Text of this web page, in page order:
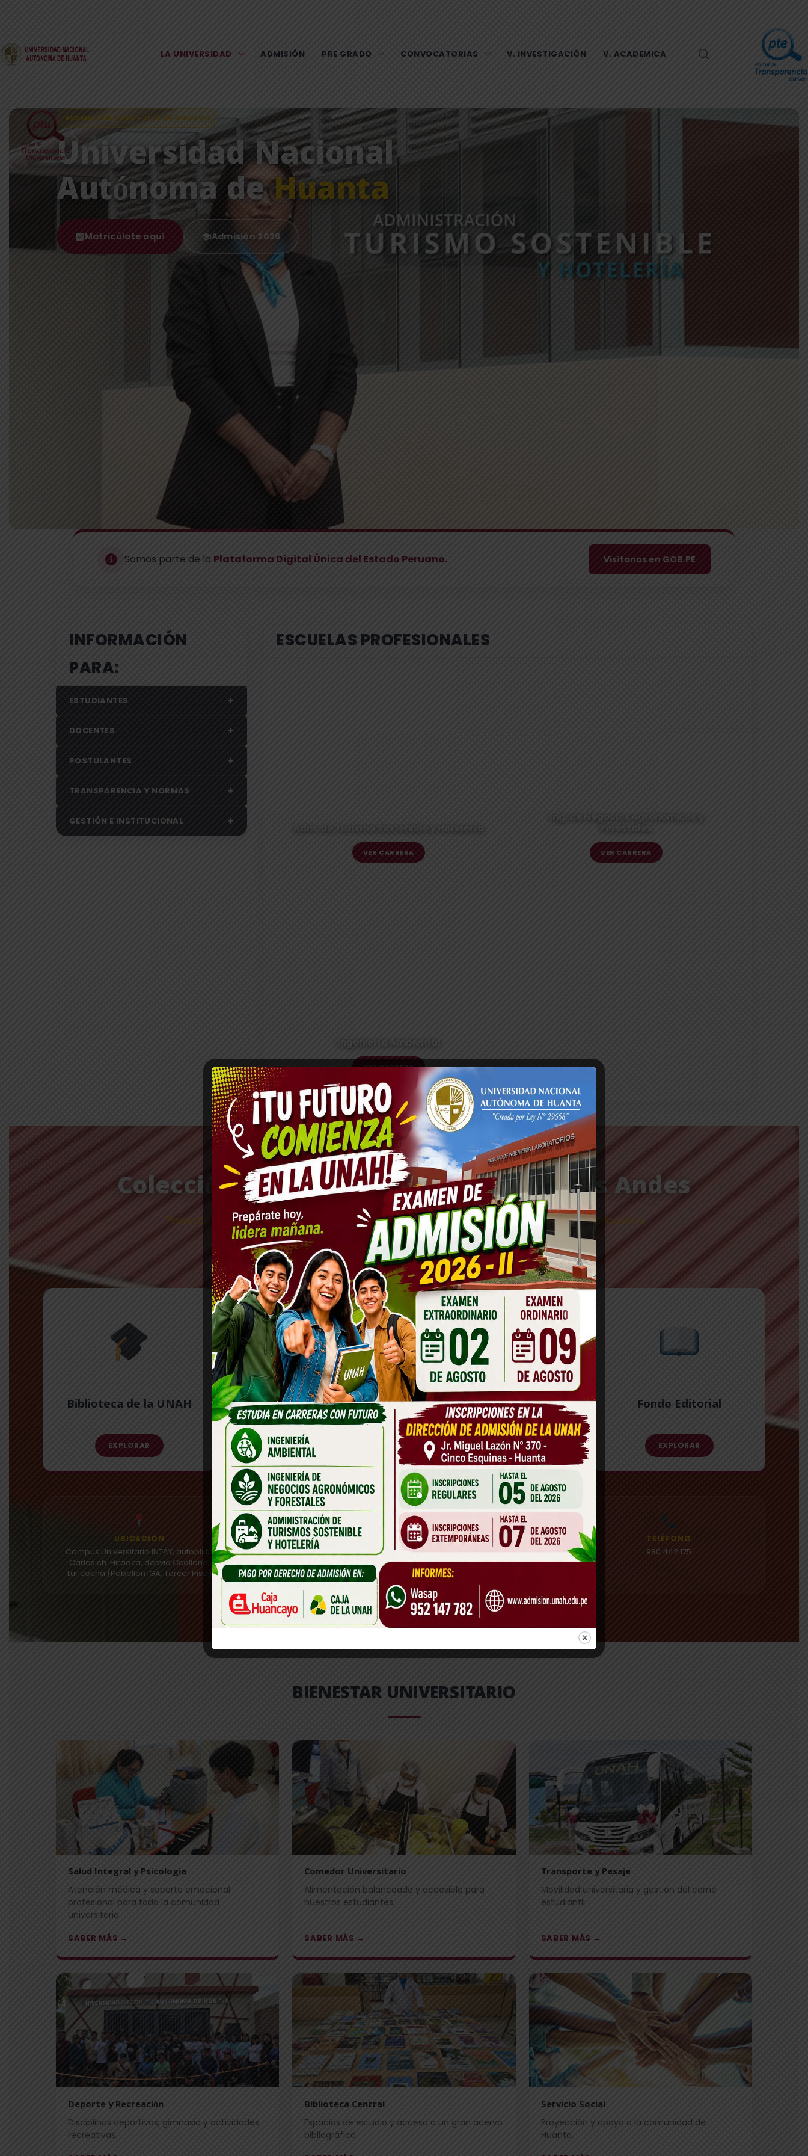
LA UNIVERSIDAD ADMISIÓN PRE GRADO CONVOCATORIAS V. INVESTIGACIÓN V. ACADEMICA
ADMISIÓN 2026 – II, 9 DE AGOSTO
Universidad Nacional
Autónoma deHuanta
Matricúlate aquí Admisión 2026
Somos parte de la Plataforma Digital Única del Estado Peruano. Visítanos en GOB.PE
INFORMACIÓN
PARA:
ESTUDIANTES +
DOCENTES +
POSTULANTES +
TRANSPARENCIA Y NORMAS +
GESTIÓN E INSTITUCIONAL +
ESCUELAS PROFESIONALES
Adm. de Turismo Sostenible y Hotelería
VER CARRERA
Ing. de Negocios Agronómicos y
Forestales
VER CARRERA
Ingeniería Ambiental
VER CARRERA
Colección Bibliográfica Esmeralda de los Andes
"Proyecto de recopilación, sistematización, conservación y difusión del patrimonio bibliográfico de la
provincia de Huanta..."
Biblioteca de la UNAH
EXPLORAR
Patrimonio Bibliográfico e
Histórico de Huanta
EXPLORAR
Repositorio Institucional
EXPLORAR
Fondo Editorial
EXPLORAR
UBICACIÓN
Campus Universitario INTAY, autopista
Carlos ch. Hiraoka, desvio Ccollana,
Luricocha (Pabellon IGA, Tercer Piso)
HORARIO
Lunes–Viernes
8:00 am – 1:00 pm / 3:00 pm - 6:00 pm
CORREO
biblioteca@unah.edu.pe
TELÉFONO
980 442 175
BIENESTAR UNIVERSITARIO
Salud Integral y Psicología
Atención médica y soporte emocional
profesional para toda la comunidad
universitaria.
SABER MÁS →
Comedor Universitario
Alimentación balanceada y accesible para
nuestros estudiantes.
SABER MÁS →
Transporte y Pasaje
Movilidad universitaria y gestión del carné
estudiantil.
SABER MÁS →
Deporte y Recreación
Disciplinas deportivas, gimnasio y actividades
recreativas.
Biblioteca Central
Espacios de estudio y acceso a un gran acervo
bibliográfico.
Servicio Social
Proyección y apoyo a la comunidad de
Huanta.